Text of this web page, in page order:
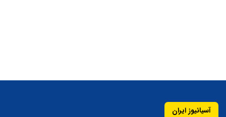
آسیانیوز ایران